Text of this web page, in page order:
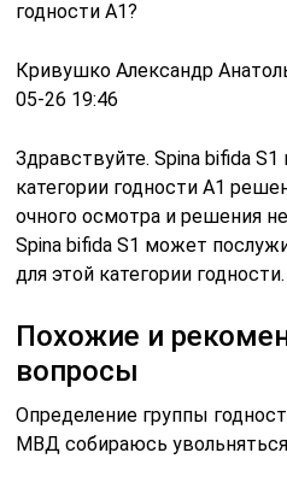
годности А1?
Кривушко Александр
05-26 19:46
Здравствуйте. Spina bifida S1
категории годности А1
очного осмотра и решения
Spina bifida S1 может
для этой категории годности.
Похожие и
вопросы
Определение группы
МВД собираюсь